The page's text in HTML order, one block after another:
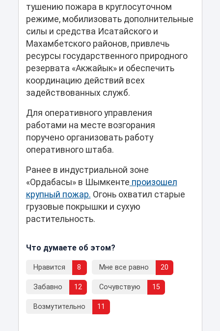
тушению пожара в круглосуточном
режиме, мобилизовать дополнительные
силы и средства Исатайского и
Махамбетского районов, привлечь
ресурсы государственного природного
резервата «Акжайык» и обеспечить
координацию действий всех
задействованных служб.
Для оперативного управления
работами на месте возгорания
поручено организовать работу
оперативного штаба.
Ранее в индустриальной зоне
«Ордабасы» в Шымкенте произошел
крупный пожар. Огонь охватил старые
грузовые покрышки и сухую
растительность.
Что думаете об этом?
Нравится 8 Мне все равно 20
Забавно 12 Сочувствую 15
Возмутительно 11